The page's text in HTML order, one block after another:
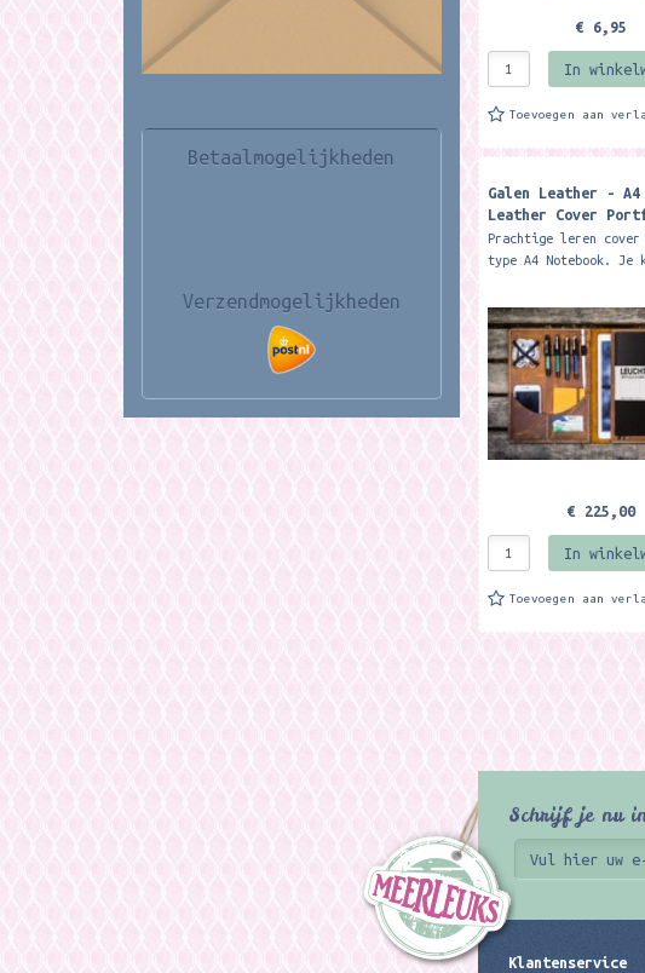
€ 6,95
In
Toevoegen aan
Galen Leather -
Leather Cover
Crazy Horse Brown
Prachtige leren
type A4 Notebook. Je
ongeveer 26 x 34
€ 225,00
In
Toevoegen aan
Betaalmogelijkheden
Verzendmogelijkheden
Schrijf je nu
Klantenservice